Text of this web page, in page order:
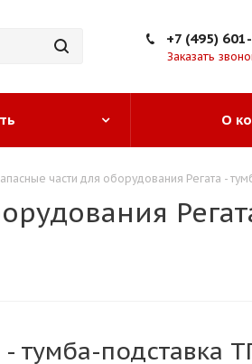
+7 (495)
Заказать
О
части для оборудования Регата -
- тумба-подставка